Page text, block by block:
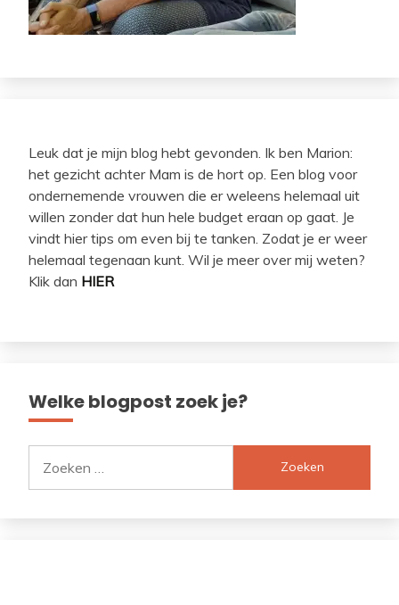
Leuk dat je mijn blog hebt gevonden. Ik ben Marion:
het gezicht achter Mam is de hort op. Een blog voor
ondernemende vrouwen die er weleens helemaal uit
willen zonder dat hun hele budget eraan op gaat. Je
vindt hier tips om even bij te tanken. Zodat je er weer
helemaal tegenaan kunt. Wil je meer over mij weten?
Klik dan HIER
Welke blogpost zoek je?
naar: